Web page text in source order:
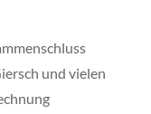
und vielen